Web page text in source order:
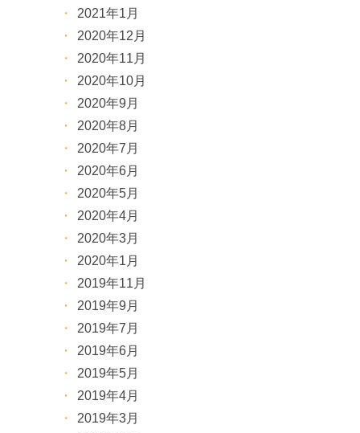
2021年1月
2020年12月
2020年11月
2020年10月
2020年9月
2020年8月
2020年7月
2020年6月
2020年5月
2020年4月
2020年3月
2020年1月
2019年11月
2019年9月
2019年7月
2019年6月
2019年5月
2019年4月
2019年3月